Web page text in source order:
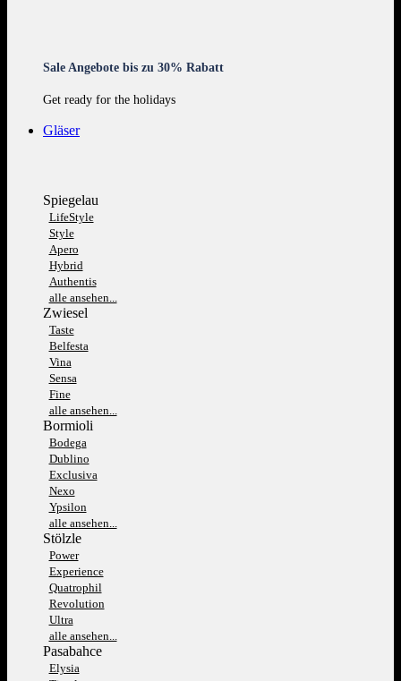
Sale Angebote bis zu 30% Rabatt
Get ready for the holidays
Gläser
Spiegelau
LifeStyle
Style
Apero
Hybrid
Authentis
alle ansehen...
Zwiesel
Taste
Belfesta
Vina
Sensa
Fine
alle ansehen...
Bormioli
Bodega
Dublino
Exclusiva
Nexo
Ypsilon
alle ansehen...
Stölzle
Power
Experience
Quatrophil
Revolution
Ultra
alle ansehen...
Pasabahce
Elysia